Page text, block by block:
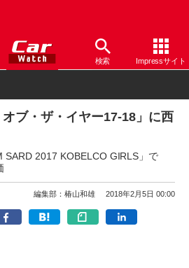
検索 Impressサイト
ツ SUPER GT
オブ・ザ・イヤー17-18」に西
SARD 2017 KOBELCO GIRLS」で
編集部：椿山和雄 2018年2月5日 00:00